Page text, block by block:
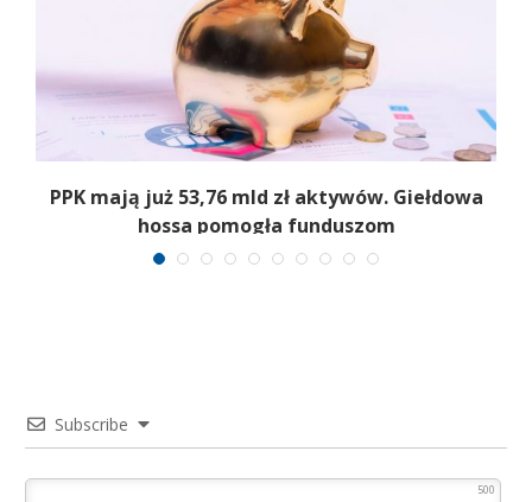
PPK mają już 53,76 mld zł aktywów. Giełdowa
hossa pomogła funduszom
Subscribe
500